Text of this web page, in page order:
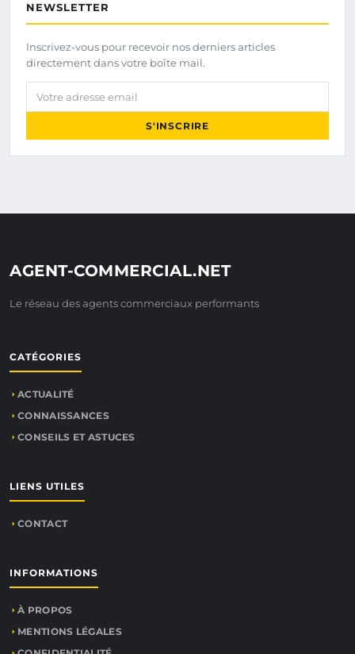
NEWSLETTER
Inscrivez-vous pour recevoir nos derniers articles
directement dans votre boîte mail.
Votre adresse email
S'INSCRIRE
AGENT-COMMERCIAL.NET
Le réseau des agents commerciaux performants
CATÉGORIES
ACTUALITÉ
CONNAISSANCES
CONSEILS ET ASTUCES
LIENS UTILES
CONTACT
INFORMATIONS
À PROPOS
MENTIONS LÉGALES